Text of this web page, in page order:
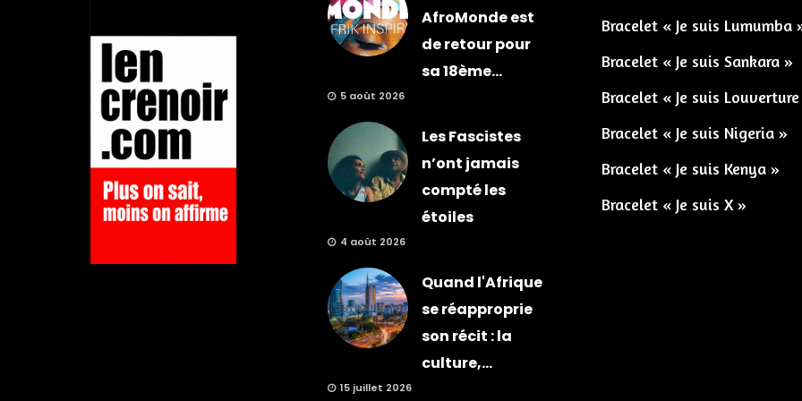
AfroMonde est
de retour pour
sa 18ème...
5 août 2026
Les Fascistes
n’ont jamais
compté les
étoiles
4 août 2026
Quand l'Afrique
se réapproprie
son récit : la
culture,...
15 juillet 2026
Bracelet « Je suis Lumumba
Bracelet « Je suis Sankara »
Bracelet « Je suis
Bracelet « Je suis Nigeria »
Bracelet « Je suis Kenya »
Bracelet « Je suis X »